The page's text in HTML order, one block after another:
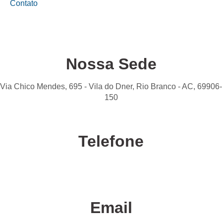
Contato
Nossa Sede
Via Chico Mendes, 695 - Vila do Dner, Rio Branco - AC, 69906-
150
Telefone
Email